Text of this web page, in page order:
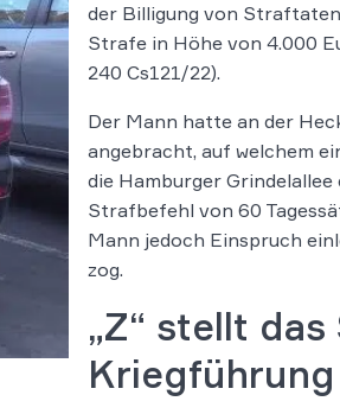
der Billigung von
Strafe in Höhe von 4.000
240 Cs121/22).
Der Mann hatte an der
angebracht, auf welchem
die Hamburger
Strafbefehl von 60
Mann jedoch Einspruch
zog.
„Z“ stellt